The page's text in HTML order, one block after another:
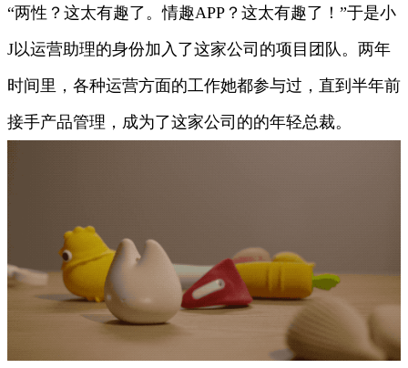
“两性？这太有趣了。情趣APP？这太有趣了！”于是小
J以运营助理的身份加入了这家公司的项目团队。两年
时间里，各种运营方面的工作她都参与过，直到半年前
接手产品管理，成为了这家公司的的年轻总裁。